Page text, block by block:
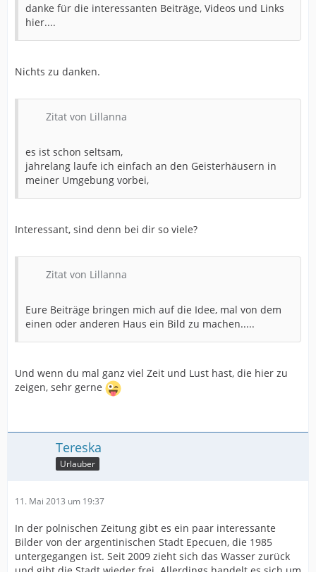
danke für die interessanten Beiträge, Videos und Links
hier....
Nichts zu danken.
Zitat von Lillanna
es ist schon seltsam,
jahrelang laufe ich einfach an den Geisterhäusern in
meiner Umgebung vorbei,
Interessant, sind denn bei dir so viele?
Zitat von Lillanna
Eure Beiträge bringen mich auf die Idee, mal von dem
einen oder anderen Haus ein Bild zu machen.....
Und wenn du mal ganz viel Zeit und Lust hast, die hier zu
zeigen, sehr gerne
Tereska
Urlauber
11. Mai 2013 um 19:37
In der polnischen Zeitung gibt es ein paar interessante
Bilder von der argentinischen Stadt Epecuen, die 1985
untergegangen ist. Seit 2009 zieht sich das Wasser zurück